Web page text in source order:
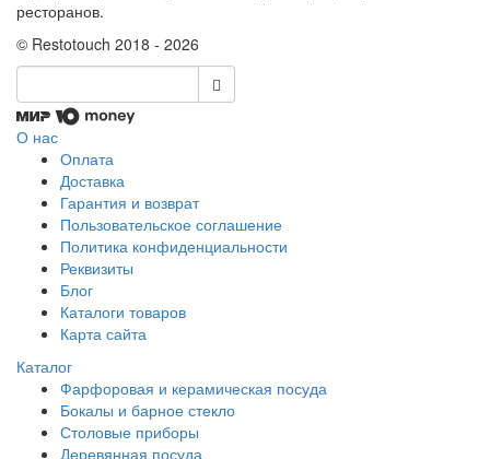
ресторанов.
© Restotouch 2018 - 2026
О нас
Оплата
Доставка
Гарантия и возврат
Пользовательское соглашение
Политика конфиденциальности
Реквизиты
Блог
Каталоги товаров
Карта сайта
Каталог
Фарфоровая и керамическая посуда
Бокалы и барное стекло
Столовые приборы
Деревянная посуда